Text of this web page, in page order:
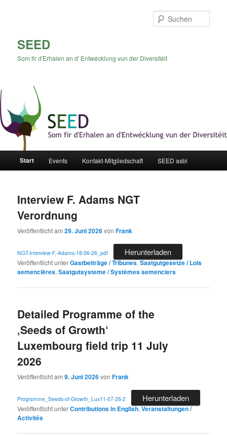
SEED
Som fir d'Erhalen an d' Entwécklung vun der Diversitéit
Hauptmenü
Start Events Kontakt-Mitgliedschaft SEED asbl
Interview F. Adams NGT
Verordnung
Veröffentlicht am29. Juni 2026vonFrank
NGT-Interview-F.-Adams-18-06-26_pdf Herunterladen
Veröffentlicht unterGastbeiträge / Tribunes,Saatgutgesetze / Lois
semencières,Saatgutsysteme / Systèmes semenciers
Detailed Programme of the
‚Seeds of Growth‘
Luxembourg field trip 11 July
2026
Veröffentlicht am9. Juni 2026vonFrank
Programme_Seeds-of-Growth_Lux11-07-26-2 Herunterladen
Veröffentlicht unterContributions in English,Veranstaltungen /
Activités